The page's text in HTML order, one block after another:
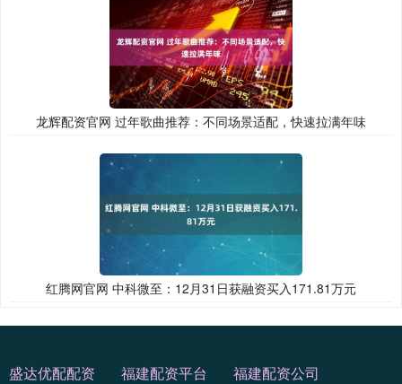
龙辉配资官网 过年歌曲推荐：不同场景适配，快速拉满年味
红腾网官网 中科微至：12月31日获融资买入171.81万元
盛达优配配资 福建配资平台
福建配资公司